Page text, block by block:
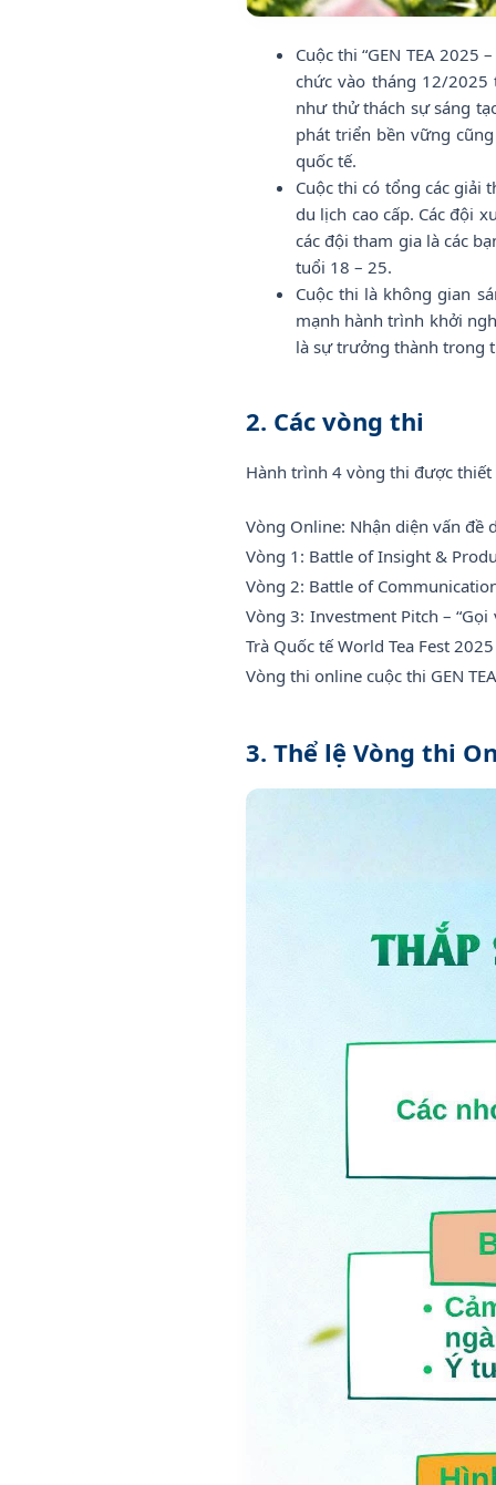
Cuộc thi “GEN TEA
chức vào tháng 12/
như thử thách sự sáng
phát triển bền vững
quốc tế.
Cuộc thi có tổng các giải
du lịch cao cấp. Các đội
các đội tham gia là các
tuổi 18 – 25.
Cuộc thi là không gian
mạnh hành trình khởi
là sự trưởng thành trong
2. Các vòng thi
Hành trình 4 vòng thi được
Vòng Online: Nhận diện vấn đề
Vòng 1: Battle of Insight &
Vòng 2: Battle of
Vòng 3: Investment Pitch –
Trà Quốc tế World Tea Fest
Vòng thi online cuộc thi GEN
3. Thể lệ Vòng thi